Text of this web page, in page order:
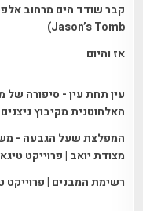
Jason’s Tomb)
אז והיום
עין תחת עין - סיפורה של
האלחוטנית מקיבוץ ניצנים
המפלצת שעל הגבעה -
מצודת יואב | פרוייקט
רשימת המבנים | פרוייקט